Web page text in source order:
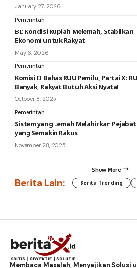
January 27, 2026
Pemerintah
BI: Kondisi Rupiah Melemah, Stabilkan
Ekonomi untuk Rakyat
May 6, 2026
Pemerintah
Komisi II Bahas RUU Pemilu, Partai X:
Banyak, Rakyat Butuh Aksi Nyata!
October 8, 2025
Pemerintah
Sistem yang Lemah Melahirkan Pejabat
yang Semakin Rakus
November 28, 2025
Show More
Berita Lain: Berita Trending
Membaca Masalah, Menyajikan Solusi